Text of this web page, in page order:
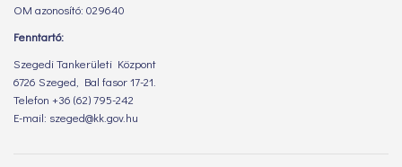
OM azonosító: 029640
Fenntartó:
Szegedi Tankerületi Központ
6726 Szeged, Bal fasor 17-21.
Telefon +36 (62) 795-242
E-mail: szeged@kk.gov.hu